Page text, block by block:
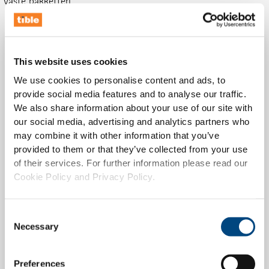
This website uses cookies
We use cookies to personalise content and ads, to
provide social media features and to analyse our traffic.
We also share information about your use of our site with
our social media, advertising and analytics partners who
may combine it with other information that you’ve
provided to them or that they’ve collected from your use
of their services. For further information please read our
Cookie Policy and Privacy Policy.
Selection
Necessary
Preferences
De Quick Scan
Als je snel wilt schakelen na een update of migratie,
biedt de Quick Scan uitkomst. Dit is een snelle
baseline check waarbij we de meest kritieke
uit in verschillende browsers en doen we een globale
ontvangt een to-the-point rapport met concrete